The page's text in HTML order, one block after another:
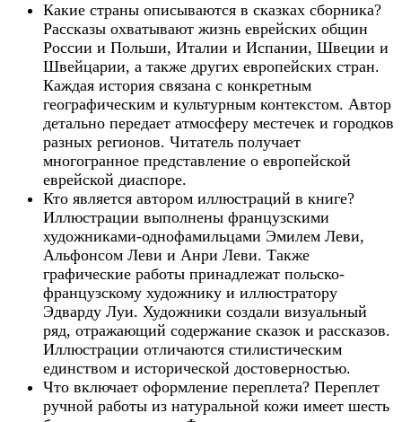
Какие страны описываются в сказках сборника?
Рассказы охватывают жизнь еврейских общин
России и Польши, Италии и Испании, Швеции и
Швейцарии, а также других европейских стран.
Каждая история связана с конкретным
географическим и культурным контекстом. Автор
детально передает атмосферу местечек и городков
разных регионов. Читатель получает
многогранное представление о европейской
еврейской диаспоре.
Кто является автором иллюстраций в книге?
Иллюстрации выполнены французскими
художниками-однофамильцами Эмилем Леви,
Альфонсом Леви и Анри Леви. Также
графические работы принадлежат польско-
французскому художнику и иллюстратору
Эдварду Луи. Художники создали визуальный
ряд, отражающий содержание сказок и рассказов.
Иллюстрации отличаются стилистическим
единством и исторической достоверностью.
Что включает оформление переплета? Переплет
ручной работы из натуральной кожи имеет шесть